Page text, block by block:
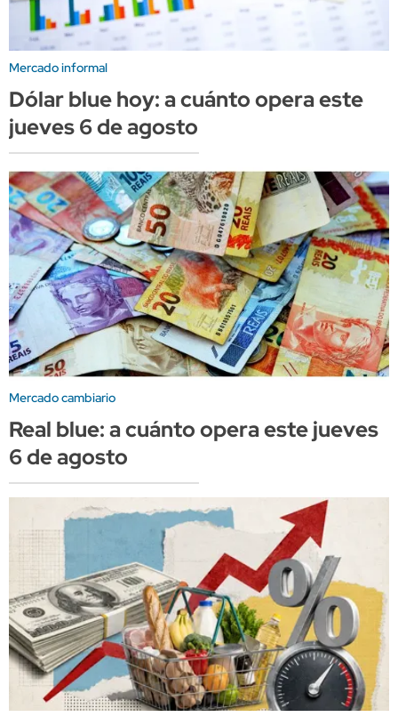
Mercado informal
Dólar blue hoy: a cuánto opera este
jueves 6 de agosto
Mercado cambiario
Real blue: a cuánto opera este jueves
6 de agosto